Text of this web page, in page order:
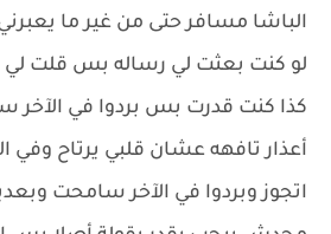
الباشا مسافر حتى من غير ما
لو كنت بعثت لي رساله بس قلت
كذا كنت قدرت بس بردوا في
أعذار تافهه عشان قلبي يرتاح وفي
اتجوز وبردوا في الآخر سامحت